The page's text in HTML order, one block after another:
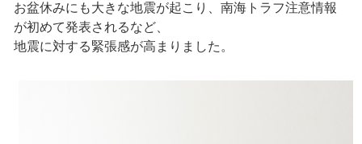
お盆休みにも大きな地震が起こり、南海トラフ注意情報
が初めて発表されるなど、
地震に対する緊張感が高まりました。